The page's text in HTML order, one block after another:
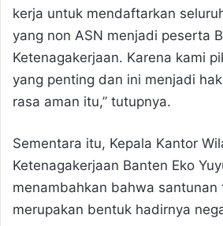
kerja untuk mendaftarkan
yang non ASN menjadi peserta
Ketenagakerjaan. Karena kami
yang penting dan ini menjadi
rasa aman itu,” tutupnya.
Sementara itu, Kepala Kantor
Ketenagakerjaan Banten Eko
menambahkan bahwa santunan
merupakan bentuk hadirnya